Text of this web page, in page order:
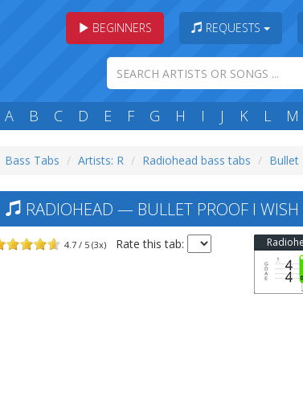
BEGINNERS REQUESTS
A B C D E F G H I J K L M
Bass Tabs Artists: R Radiohead bass tabs Bullet
RADIOHEAD — BULLET PROOF I WISH
4.7 / 5 (3x) Rate this tab: